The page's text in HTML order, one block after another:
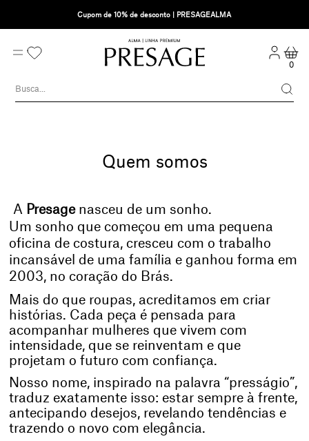
Cupom de 10% de desconto | PRESAGEALMA
0
Quem somos
A Presage nasceu de um sonho.
Um sonho que começou em uma pequena
oficina de costura, cresceu com o trabalho
incansável de uma família e ganhou forma em
2003, no coração do Brás.
Mais do que roupas, acreditamos em criar
histórias. Cada peça é pensada para
acompanhar mulheres que vivem com
intensidade, que se reinventam e que
projetam o futuro com confiança.
Nosso nome, inspirado na palavra “presságio”,
traduz exatamente isso: estar sempre à frente,
antecipando desejos, revelando tendências e
trazendo o novo com elegância.